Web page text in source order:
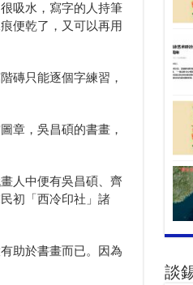
吸水，寫字的人持筆
便乾了，又可以再用
磚只能逐個字練習，
章，吳昌碩的書畫，
人中便有吳昌碩、齊
初「西冷印社」諸
助於書畫而已。因為
談